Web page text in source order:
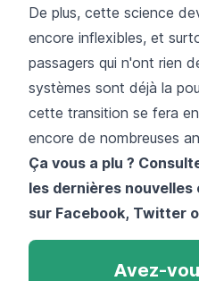
De plus, cette science
encore inflexibles, et
passagers qui n'ont rien
systèmes sont déjà la
cette transition se fera
encore de nombreuses
Ça vous a plu ?
les dernières nouvelles
sur Facebook, Twitter
Avez-